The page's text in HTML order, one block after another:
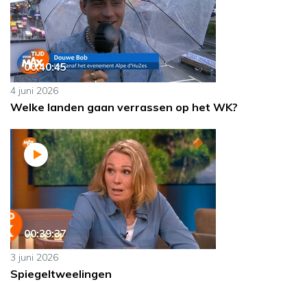
00:40:45
4 juni 2026
Welke landen gaan verrassen op het WK?
00:39:37
3 juni 2026
Spiegeltweelingen